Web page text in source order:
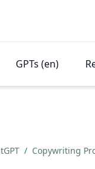
GPTs (en)
/ Copywriting